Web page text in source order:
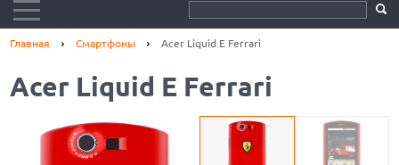
Главная Смартфоны Acer Liquid E Ferrari
Acer Liquid E Ferrari